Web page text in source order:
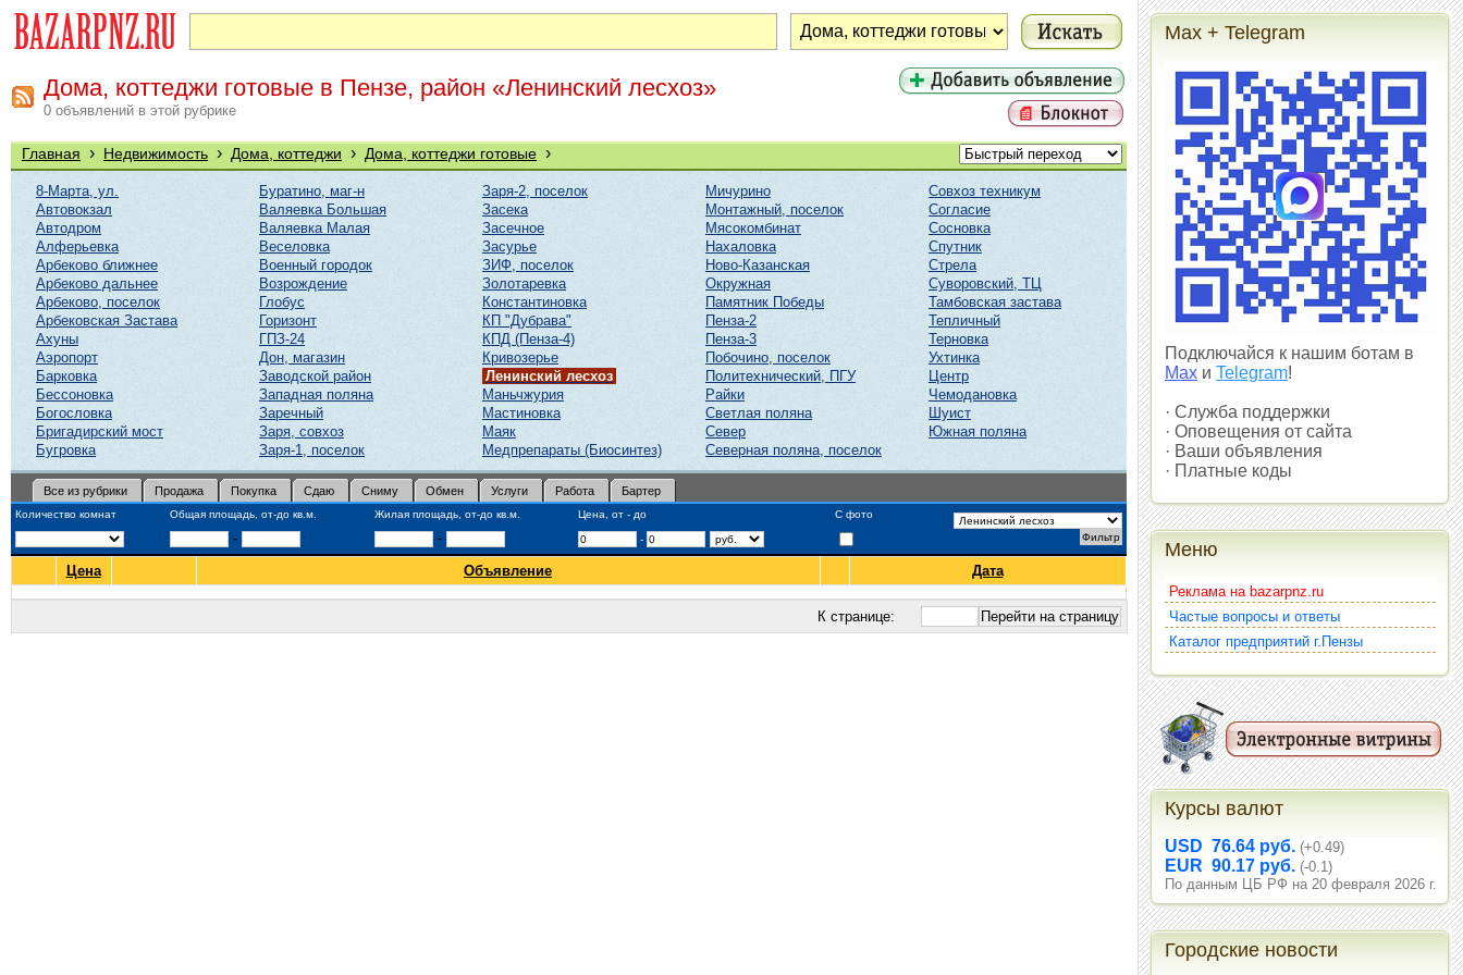
Дома, коттеджи готовые в Пензе, район «Ленинский лесхоз»
0 объявлений в этой рубрике
Главная › Недвижимость › Дома, коттеджи › Дома, коттеджи готовые ›
8-Марта, ул.
Автовокзал
Автодром
Алферьевка
Арбеково ближнее
Арбеково дальнее
Арбеково, поселок
Арбековская Застава
Ахуны
Аэропорт
Барковка
Бессоновка
Богословка
Бригадирский мост
Бугровка
Буратино, маг-н
Валяевка Большая
Валяевка Малая
Веселовка
Военный городок
Возрождение
Глобус
Горизонт
ГПЗ-24
Дон, магазин
Заводской район
Западная поляна
Заречный
Заря, совхоз
Заря-1, поселок
Заря-2, поселок
Засека
Засечное
Засурье
ЗИФ, поселок
Золотаревка
Константиновка
КП "Дубрава"
КПД (Пенза-4)
Кривозерье
Ленинский лесхоз
Маньчжурия
Мастиновка
Маяк
Медпрепараты (Биосинтез)
Мичурино
Монтажный, поселок
Мясокомбинат
Нахаловка
Ново-Казанская
Окружная
Памятник Победы
Пенза-2
Пенза-3
Побочино, поселок
Политехнический, ПГУ
Райки
Светлая поляна
Север
Северная поляна, поселок
Совхоз техникум
Согласие
Сосновка
Спутник
Стрела
Суворовский, ТЦ
Тамбовская застава
Тепличный
Терновка
Ухтинка
Центр
Чемодановка
Шуист
Южная поляна
Все из рубрики Продажа Покупка Сдаю Сниму Обмен Услуги Работа Бартер
Количество комнат Общая площадь, от-до кв.м. Жилая площадь, от-до кв.м. Цена, от - до С фото
- - -
Цена Объявление Дата
К странице:
Max + Telegram
Подключайся к нашим ботам в
Max и Telegram!
· Служба поддержки
· Оповещения от сайта
· Ваши объявления
· Платные коды
Меню
Реклама на bazarpnz.ru
Частые вопросы и ответы
Каталог предприятий г.Пензы
Курсы валют
USD 76.64 руб. (+0.49)
EUR 90.17 руб. (-0.1)
По данным ЦБ РФ на 20 февраля 2026 г.
Городские новости